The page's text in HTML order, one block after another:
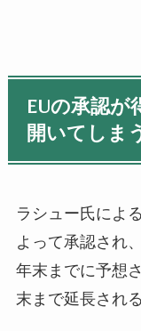
EUの承認が
開いてしま
ラシュー氏によ
よって承認され
年末までに予想
末まで延長され